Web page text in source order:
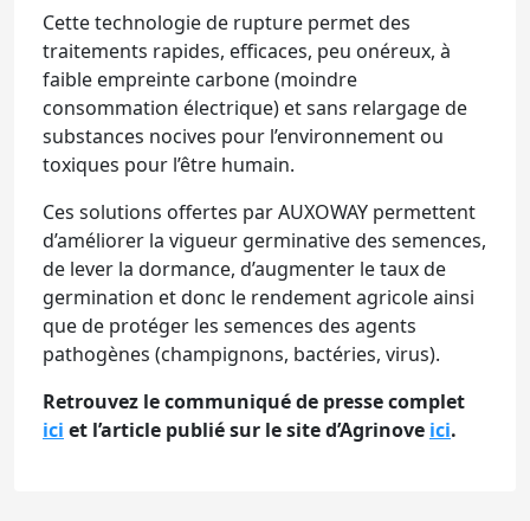
Cette technologie de rupture permet des
traitements rapides, efficaces, peu onéreux, à
faible empreinte carbone (moindre
consommation électrique) et sans relargage de
substances nocives pour l’environnement ou
toxiques pour l’être humain.
Ces solutions offertes par AUXOWAY permettent
d’améliorer la vigueur germinative des semences,
de lever la dormance, d’augmenter le taux de
germination et donc le rendement agricole ainsi
que de protéger les semences des agents
pathogènes (champignons, bactéries, virus).
Retrouvez le communiqué de presse complet
ici et l’article publié sur le site d’Agrinove ici.